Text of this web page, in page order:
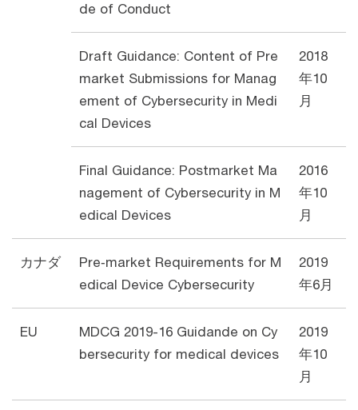
de of Conduct
Draft Guidance: Content of Pre
market Submissions for Manag
ement of Cybersecurity in Medi
cal Devices
2018
年10
月
Final Guidance: Postmarket Ma
nagement of Cybersecurity in M
edical Devices
2016
年10
月
カナダ
Pre‐market Requirements for M
edical Device Cybersecurity
2019
年6月
EU
MDCG 2019-16 Guidande on Cy
bersecurity for medical devices
2019
年10
月